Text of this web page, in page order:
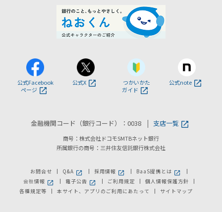
公式Facebook
ページ
公式X
つかいかた
ガイド
公式note
金融機関コード（銀行コード）：0038 支店一覧
商号：株式会社ドコモSMTBネット銀行
所属銀行の商号：三井住友信託銀行株式会社
お問合せ Q&A新しいウィンドウで開きます。
採用情報新しいウィンドウで開きます。
BaaS提携とは新しいウィンドウで
会社情報新しいウィンドウで開きます。
電子公告新しいウィンドウで開きます。
ご利用規定
個人情報保護方針
各種規定等
本サイト、アプリのご利用にあたって サイトマップ